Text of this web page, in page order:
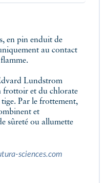
du cours
au contact
Lundstrom
frottoir et du chlorate
Par le frottement,
et
sûreté ou allumette
sciences.com